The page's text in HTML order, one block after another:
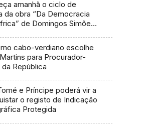
amanhã o ciclo de
da obra “Da Democracia
de Domingos Simões
cabo-verdiano escolhe
para Procurador-
da República
e Príncipe poderá vir a
o registo de Indicação
Protegida